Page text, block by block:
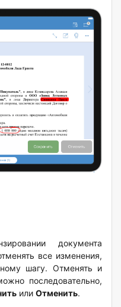
документа
все изменения,
шагу. Отменять и
последовательно,
или Отменить.